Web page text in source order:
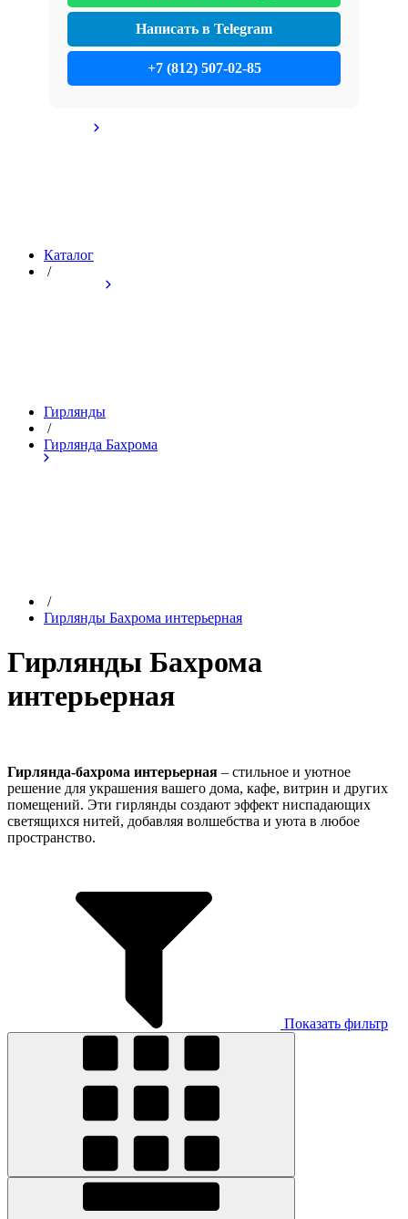
Написать в Telegram
+7 (812) 507-02-85
Каталог
/
Гирлянды
/
Гирлянда Бахрома
/
Гирлянды Бахрома интерьерная
Гирлянды Бахрома
интерьерная
Гирлянда-бахрома интерьерная – стильное и уютное
решение для украшения вашего дома, кафе, витрин и других
помещений. Эти гирлянды создают эффект ниспадающих
светящихся нитей, добавляя волшебства и уюта в любое
пространство.
Показать фильтр